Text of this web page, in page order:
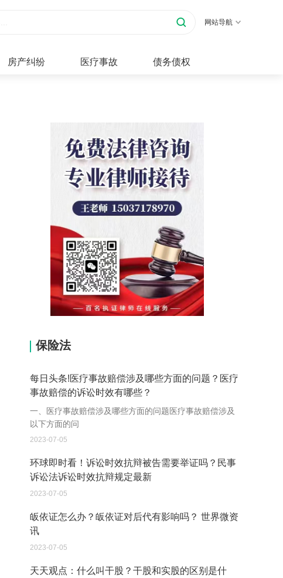
网站导航
房产纠纷 医疗事故 债务债权
保险法
每日头条!医疗事故赔偿涉及哪些方面的问题？医疗
事故赔偿的诉讼时效有哪些？
一、医疗事故赔偿涉及哪些方面的问题医疗事故赔偿涉及
以下方面的问
2023-07-05
环球即时看！诉讼时效抗辩被告需要举证吗？民事
诉讼法诉讼时效抗辩规定最新
2023-07-05
皈依证怎么办？皈依证对后代有影响吗？ 世界微资
讯
2023-07-05
天天观点：什么叫干股？干股和实股的区别是什